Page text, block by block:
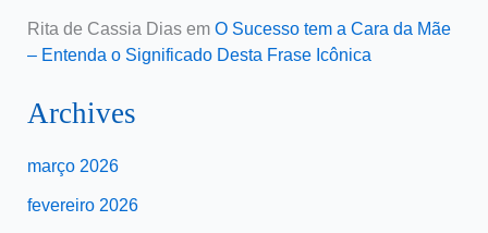
Rita de Cassia Diasem O Sucesso tem a Cara da Mãe
– Entenda o Significado Desta Frase Icônica
Archives
março 2026
fevereiro 2026